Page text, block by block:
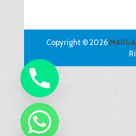
Copyright © 2026
chaty